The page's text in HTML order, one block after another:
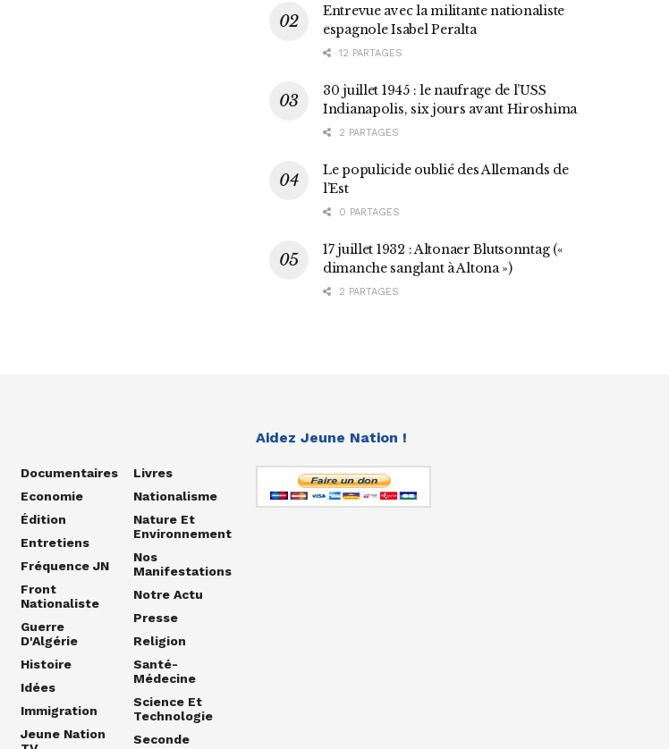
Entrevue avec la militante nationaliste
espagnole Isabel Peralta
12 PARTAGES
30 juillet 1945 : le naufrage de l’USS
Indianapolis, six jours avant Hiroshima
2 PARTAGES
Le populicide oublié des Allemands de
l’Est
0 PARTAGES
17 juillet 1932 : Altonaer Blutsonntag («
dimanche sanglant à Altona »)
2 PARTAGES
Documentaires
Economie
Édition
Entretiens
Fréquence JN
Front
Nationaliste
Guerre
D'Algérie
Histoire
Idées
Immigration
Jeune Nation
Livres
Nationalisme
Nature Et
Environnement
Nos
Manifestations
Notre Actu
Presse
Religion
Santé-
Médecine
Science Et
Technologie
Seconde
Aidez Jeune Nation !